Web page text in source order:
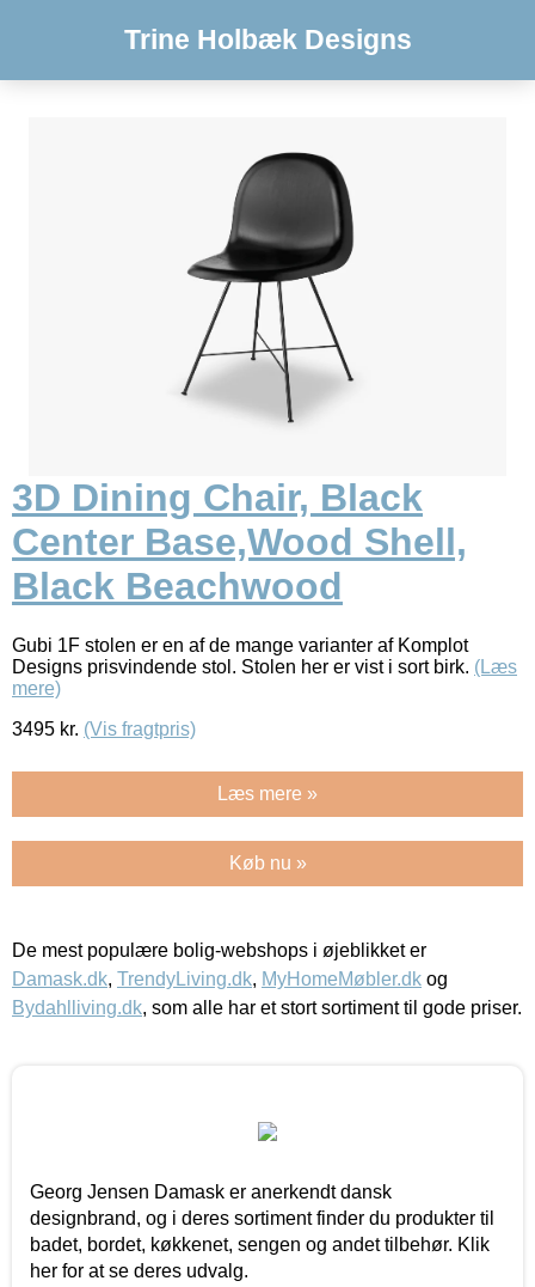
Trine Holbæk Designs
3D Dining Chair, Black
Center Base,Wood Shell,
Black Beachwood
Gubi 1F stolen er en af de mange varianter af Komplot
Designs prisvindende stol. Stolen her er vist i sort birk. (Læs
mere)
3495 kr. (Vis fragtpris)
Læs mere »
Køb nu »
De mest populære bolig-webshops i øjeblikket er
Damask.dk, TrendyLiving.dk, MyHomeMøbler.dk og
Bydahlliving.dk, som alle har et stort sortiment til gode priser.
Georg Jensen Damask er anerkendt dansk
designbrand, og i deres sortiment finder du produkter til
badet, bordet, køkkenet, sengen og andet tilbehør. Klik
her for at se deres udvalg.